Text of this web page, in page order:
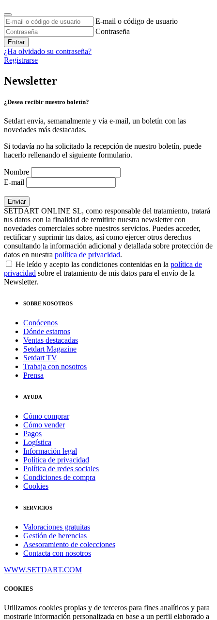
E-mail o código de usuario
Contraseña
Entrar
¿Ha olvidado su contraseña?
Registrarse
Newsletter
¿Desea recibir nuestro boletín?
Setdart envía, semanalmente y vía e-mail, un boletín con las
novedades más destacadas.
Si todavía no ha solicitado la recepción de nuestro boletín, puede
hacerlo rellenando el siguiente formulario.
Nombre
E-mail
SETDART ONLINE SL, como responsable del tratamiento, tratará
tus datos con la finalidad de remitirte nuestra newsletter con
novedades comerciales sobre nuestros servicios. Puedes acceder,
rectificar y suprimir tus datos, así como ejercer otros derechos
consultando la información adicional y detallada sobre protección de
datos en nuestra política de privacidad.
He leído y acepto las condiciones contenidas en la política de
privacidad sobre el tratamiento de mis datos para el envío de la
Newsletter.
SOBRE NOSOTROS
Conócenos
Dónde estamos
Ventas destacadas
Setdart Magazine
Setdart TV
Trabaja con nosotros
Prensa
AYUDA
Cómo comprar
Cómo vender
Pagos
Logística
Información legal
Política de privacidad
Política de redes sociales
Condiciones de compra
Cookies
SERVICIOS
Valoraciones gratuitas
Gestión de herencias
Asesoramiento de colecciones
Contacta con nosotros
WWW.SETDART.COM
COOKIES
Utilizamos cookies propias y de terceros para fines analíticos y para
mostrarle información personalizada en base a un perfil elaborado a